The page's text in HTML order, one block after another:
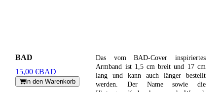
BAD
15,00 €BAD
In den Warenkorb
Das vom BAD-Cover inspiriertes
Armband ist 1,5 cm breit und 17 cm
lang und kann auch länger bestellt
werden. Der Name sowie die